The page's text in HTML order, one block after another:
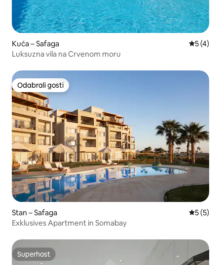
Kuća – Safaga
5 (4)
Luksuzna vila na Crvenom moru
Odabrali gosti
Odabrali gosti
Stan – Safaga
5 (5)
Exklusives Apartment in Somabay
Superhost
Superhost